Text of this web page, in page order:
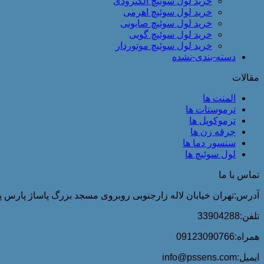
خرید لول سوئیچ اهرمی
خرید لول سوئیچ صابونی
خرید لول سوئیچ گویی
خرید لول سوئیچ موتوردار
دسته-بندی-نشده
مقالات
المنت ها
ترموستات ها
ترموکوپل ها
جرقه زن ها
سنسور دما ها
لول سوئیچ ها
تماس با ما
آدرس:تهران خیابان لاله زارجنوبی روبروی مسجد بزرگ پاساژ پارس
تلفن:33904288
همراه:09123090766
ایمیل:info@pssens.com